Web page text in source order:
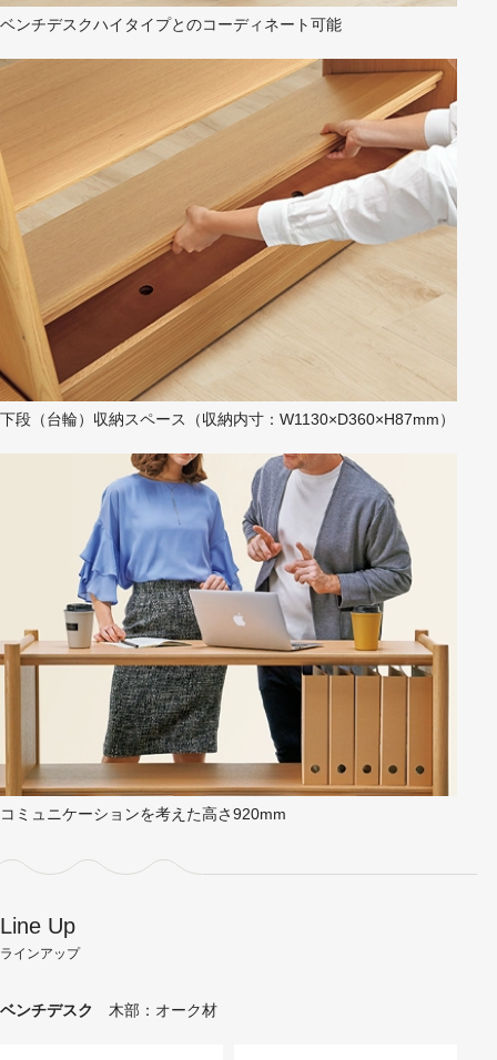
ベンチデスクハイタイプとのコーディネート可能
下段（台輪）収納スペース（収納内寸：W1130×D360×H87mm）
コミュニケーションを考えた高さ920mm
Line Up
ラインアップ
ベンチデスク 木部：オーク材